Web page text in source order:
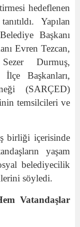
hedeflenen
Yapılan
Başkanı
Evren Tezcan,
Durmuş,
Başkanları,
(SARÇED)
temsilcileri ve
birliği içerisinde
yaşam
belediyecilik
söyledi.
Vatandaşlar